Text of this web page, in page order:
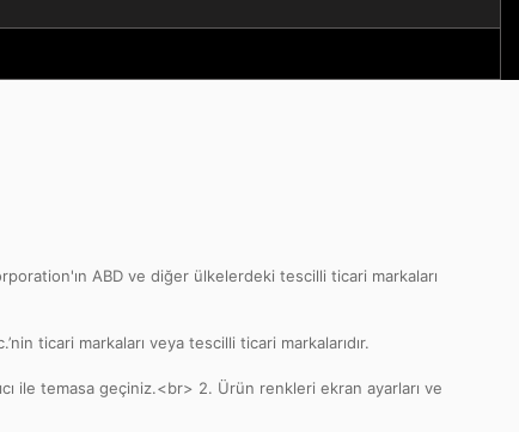
ABD ve diğer ülkelerdeki tescilli ticari markaları
ticari markaları veya tescilli ticari markalarıdır.
ile temasa geçiniz.<br> 2. Ürün renkleri ekran ayarları ve